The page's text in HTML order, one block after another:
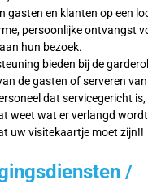
gasten en klanten op een
persoonlijke ontvangst
hun bezoek.
bieden bij de
de gasten of serveren
dat servicegericht is,
weet wat er verlangd
uw visitekaartje moet zijn!!
/